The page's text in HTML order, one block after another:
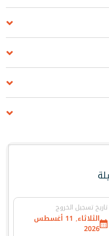
تاريخ تسجيل الخروج
الثلاثاء, 11 أغسطس
2026